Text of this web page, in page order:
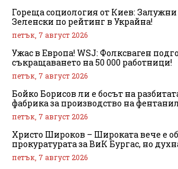
Гореща социология от Киев:
Зеленски по рейтинг в Украйна!
петък, 7 август 2026
Ужас в Европа! WSJ: Фолксваген
съкращаването на 50 000 работници!
петък, 7 август 2026
Бойко Борисов ли е босът на
фабрика за производство на
петък, 7 август 2026
Христо Широков – Широката вече е
прокуратурата за ВиК Бургас, но
петък, 7 август 2026